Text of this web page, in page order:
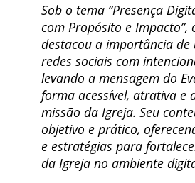
Sob o tema “Presença
com Propósito e Impacto”,
destacou a importância de
redes sociais com
levando a mensagem do
forma acessível, atrativa e
missão da Igreja. Seu
objetivo e prático,
e estratégias para
da Igreja no ambiente